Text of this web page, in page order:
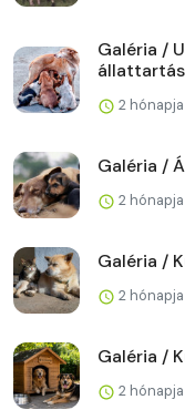
Galéria /
állattartás
2
Galéria /
2
Galéria /
2
Galéria /
2